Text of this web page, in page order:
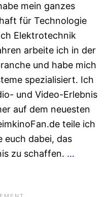
mein ganzes
für Technologie
Elektrotechnik
arbeite ich in der
und habe mich
spezialisiert. Ich
und Video-Erlebnis
auf dem neuesten
teile ich
euch dabei, das
zu schaffen. …